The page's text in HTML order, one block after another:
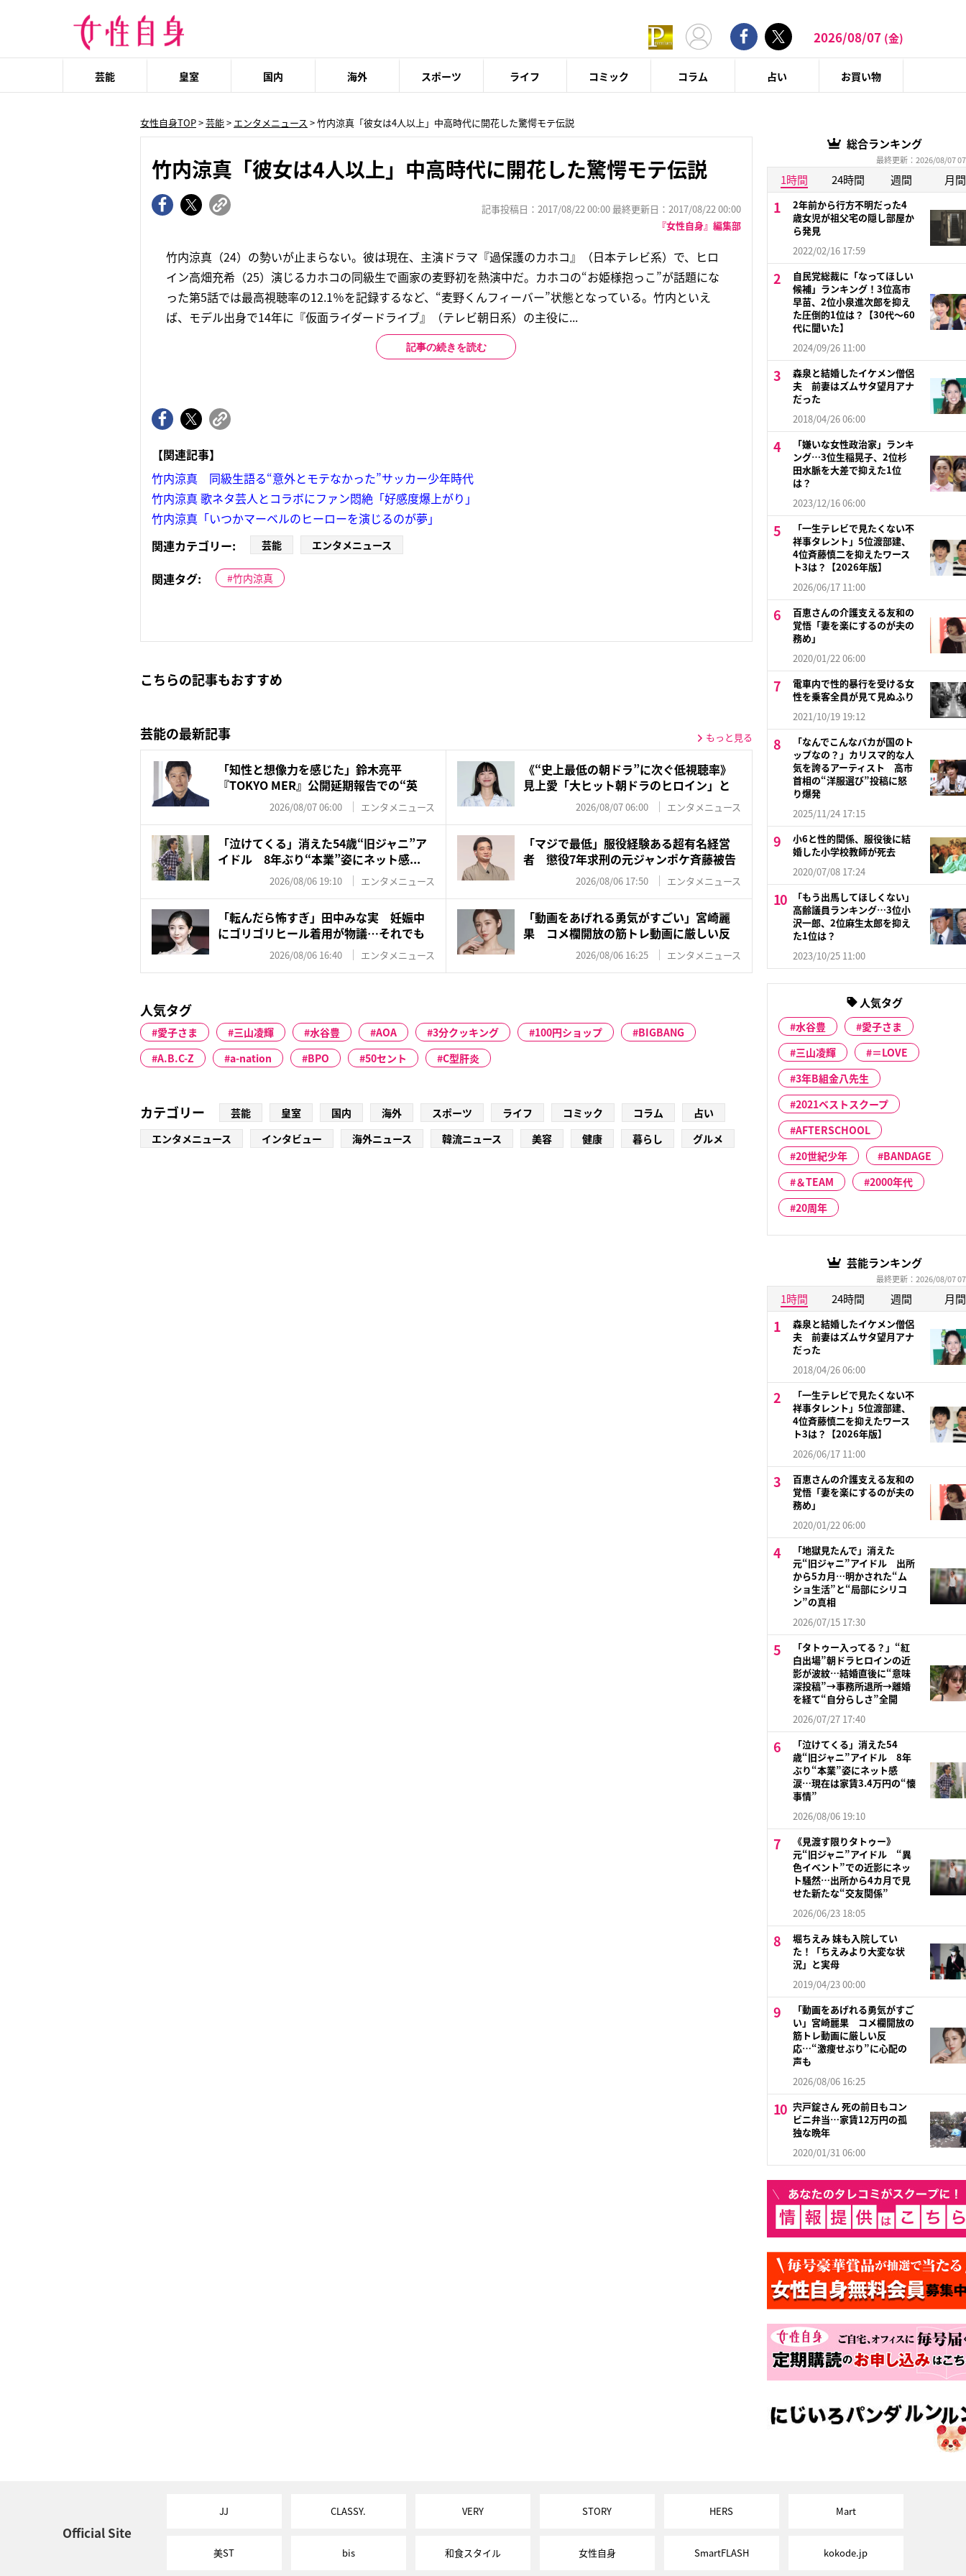
2026/08/07 (金)
芸能 皇室 国内 海外 スポーツ ライフ コミック コラム 占い お買い物
女性自身TOP>芸能> エンタメニュース > 竹内涼真「彼女は4人以上」中高時代に開花した驚愕モテ伝説
竹内涼真「彼女は4人以上」中高時代に開花した驚愕モテ伝説
記事投稿日：2017/08/22 00:00 最終更新日：2017/08/22 00:00
『女性自身』編集部
竹内涼真（24）の勢いが止まらない。彼は現在、主演ドラマ『過保護のカホコ』（日本テレビ系）で、ヒロ
イン高畑充希（25）演じるカホコの同級生で画家の麦野初を熱演中だ。カホコの“お姫様抱っこ”が話題にな
った第5話では最高視聴率の12.1％を記録するなど、“麦野くんフィーバー”状態となっている。竹内といえ
ば、モデル出身で14年に『仮面ライダードライブ』（テレビ朝日系）の主役に...
記事の続きを読む
【関連記事】
竹内涼真 同級生語る“意外とモテなかった”サッカー少年時代
竹内涼真 歌ネタ芸人とコラボにファン悶絶「好感度爆上がり」
竹内涼真「いつかマーベルのヒーローを演じるのが夢」
関連カテゴリー:
芸能 エンタメニュース
関連タグ: 竹内涼真
こちらの記事もおすすめ
芸能の最新記事 もっと見る
「知性と想像力を感じた」鈴木亮平
『TOKYO MER』公開延期報告での“英
2026/08/07 06:00 エンタメニュース
《“史上最低の朝ドラ”に次ぐ低視聴率》
見上愛「大ヒット朝ドラのヒロイン」と
2026/08/07 06:00 エンタメニュース
「泣けてくる」消えた54歳“旧ジャニ”ア
イドル 8年ぶり“本業”姿にネット感...
2026/08/06 19:10 エンタメニュース
「マジで最低」服役経験ある超有名経営
者 懲役7年求刑の元ジャンポケ斉藤被告
2026/08/06 17:50 エンタメニュース
「転んだら怖すぎ」田中みな実 妊娠中
にゴリゴリヒール着用が物議…それでも
2026/08/06 16:40 エンタメニュース
「動画をあげれる勇気がすごい」宮崎麗
果 コメ欄開放の筋トレ動画に厳しい反
2026/08/06 16:25 エンタメニュース
人気タグ
愛子さま 三山凌輝 水谷豊 AOA 3分クッキング 100円ショップ
BIGBANG
A.B.C-Z
a-nation BPO 50セント C型肝炎
カテゴリー 芸能 皇室 国内 海外 スポーツ ライフ コミック コラム
占い
エンタメニュース
インタビュー 海外ニュース 韓流ニュース 美容 健康 暮らし グルメ
総合ランキング
最終更新：2026/08/07
1時間 24時間 週間 月間
2年前から行方不明だった4
歳女児が祖父宅の隠し部屋か
ら発見
2022/02/16 17:59
自民党総裁に「なってほしい
候補」ランキング！3位高市
早苗、2位小泉進次郎を抑え
た圧倒的1位は？【30代〜60
代に聞いた】
2024/09/26 11:00
森泉と結婚したイケメン僧侶
夫 前妻はズムサタ望月アナ
だった
2018/04/26 06:00
「嫌いな女性政治家」ランキ
ング…3位生稲晃子、2位杉
田水脈を大差で抑えた1位
は？
2023/12/16 06:00
「一生テレビで見たくない不
祥事タレント」5位渡部建、
4位斉藤慎二を抑えたワース
ト3は？【2026年版】
2026/06/17 11:00
百恵さんの介護支える友和の
覚悟「妻を楽にするのが夫の
務め」
2020/01/22 06:00
電車内で性的暴行を受ける女
性を乗客全員が見て見ぬふり
2021/10/19 19:12
「なんでこんなバカが国のト
ップなの？」カリスマ的な人
気を誇るアーティスト 高市
首相の“洋服選び”投稿に怒
り爆発
2025/11/24 17:15
小6と性的関係、服役後に結
婚した小学校教師が死去
2020/07/08 17:24
「もう出馬してほしくない」
高齢議員ランキング…3位小
沢一郎、2位麻生太郎を抑え
た1位は？
2023/10/25 11:00
人気タグ
水谷豊
愛子さま
三山凌輝
＝LOVE
3年B組金八先生
2021ベストスクープ
AFTERSCHOOL
20世紀少年
BANDAGE
＆TEAM
2000年代
20周年
芸能ランキング
最終更新：2026/08/07
1時間 24時間 週間 月間
森泉と結婚したイケメン僧侶
夫 前妻はズムサタ望月アナ
だった
2018/04/26 06:00
「一生テレビで見たくない不
祥事タレント」5位渡部建、
4位斉藤慎二を抑えたワース
ト3は？【2026年版】
2026/06/17 11:00
百恵さんの介護支える友和の
覚悟「妻を楽にするのが夫の
務め」
2020/01/22 06:00
「地獄見たんで」消えた
元“旧ジャニ”アイドル 出所
から5カ月…明かされた“ム
ショ生活”と“局部にシリコ
ン”の真相
2026/07/15 17:30
「タトゥー入ってる？」“紅
白出場”朝ドラヒロインの近
影が波紋…結婚直後に“意味
深投稿”→事務所退所→離婚
を経て“自分らしさ”全開
2026/07/27 17:40
「泣けてくる」消えた54
歳“旧ジャニ”アイドル 8年
ぶり“本業”姿にネット感
涙…現在は家賃3.4万円の“懐
事情”
2026/08/06 19:10
《見渡す限りタトゥー》
元“旧ジャニ”アイドル “異
色イベント”での近影にネッ
ト騒然…出所から4カ月で見
せた新たな“交友関係”
2026/06/23 18:05
堀ちえみ 妹も入院してい
た！「ちえみより大変な状
況」と実母
2019/04/23 00:00
「動画をあげれる勇気がすご
い」宮崎麗果 コメ欄開放の
筋トレ動画に厳しい反
応…“激痩せぶり”に心配の
声も
2026/08/06 16:25
宍戸錠さん 死の前日もコン
ビニ弁当…家賃12万円の孤
独な晩年
2020/01/31 06:00
Official Site
JJ CLASSY. VERY STORY HERS Mart
美ST bis 和食スタイル 女性自身 SmartFLASH kokode.jp